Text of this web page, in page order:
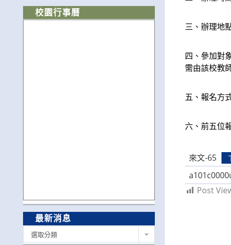
三、辦理地
四、參加對
需由該校教
五、報名方
六、前五位
來文-65
Post
校園行事曆
最新消息
選取分類